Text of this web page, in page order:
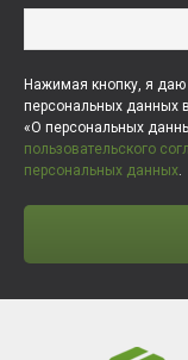
Нажимая кнопку, я даю
персональных данных
«О персональных
пользовательского
персональных данных.